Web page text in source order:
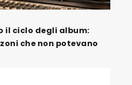
il ciclo degli album:
che non potevano